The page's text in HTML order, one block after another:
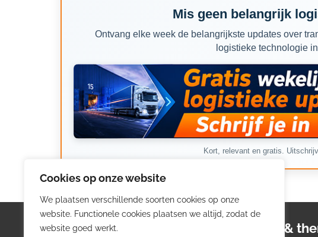
Cookies op onze website
We plaatsen verschillende soorten cookies op onze
website. Functionele cookies plaatsen we altijd, zodat de
website goed werkt.
Mis geen belangrijk
Ontvang elke week de belangrijkste updates over
logistieke technologie
Kort, relevant en gratis.
Logistiek.be Nieuws &